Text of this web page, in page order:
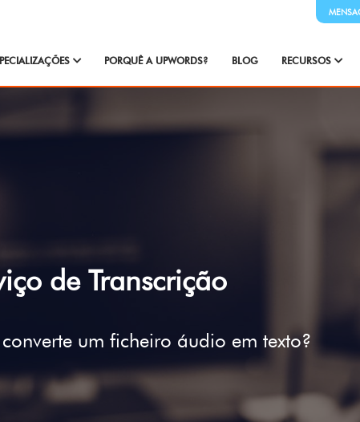
PORQUÊ A UPWORDS? BLOG RECURSOS
de Transcrição
um ficheiro áudio em texto?